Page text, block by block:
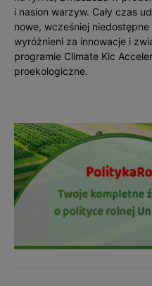
i nasion warzyw. Cały czas
nowe, wcześniej
wyróżnieni za innowacje i
programie Climate Kic
proekologiczne.